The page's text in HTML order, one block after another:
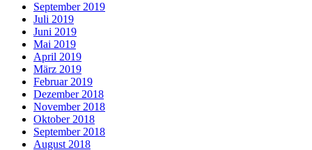
September 2019
Juli 2019
Juni 2019
Mai 2019
April 2019
März 2019
Februar 2019
Dezember 2018
November 2018
Oktober 2018
September 2018
August 2018